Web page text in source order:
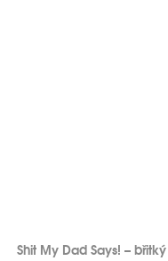
Shit My Dad Says! –